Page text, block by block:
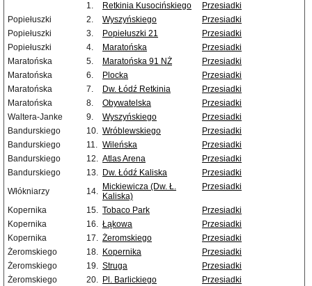
1.
Retkinia Kusocińskiego
Przesiadki
Popiełuszki
2. Wyszyńskiego
Przesiadki
Popiełuszki
3. Popiełuszki 21
Przesiadki
Popiełuszki
4. Maratońska
Przesiadki
Maratońska
5. Maratońska 91 NŻ
Przesiadki
Maratońska
6. Plocka
Przesiadki
Maratońska
7. Dw. Łódź Retkinia
Przesiadki
Maratońska
8. Obywatelska
Przesiadki
Waltera-Janke
9. Wyszyńskiego
Przesiadki
Bandurskiego
10. Wróblewskiego
Przesiadki
Bandurskiego
11. Wileńska
Przesiadki
Bandurskiego
12. Atlas Arena
Przesiadki
Bandurskiego
13. Dw. Łódź Kaliska
Przesiadki
Włókniarzy
14. Mickiewicza (Dw. Ł.
Kaliska)
Przesiadki
Kopernika 15. Tobaco Park
Przesiadki
Kopernika
16. Łąkowa
Przesiadki
Kopernika
17. Żeromskiego
Przesiadki
Żeromskiego
18. Kopernika
Przesiadki
Żeromskiego
19. Struga
Przesiadki
Żeromskiego
20. Pl. Barlickiego
Przesiadki